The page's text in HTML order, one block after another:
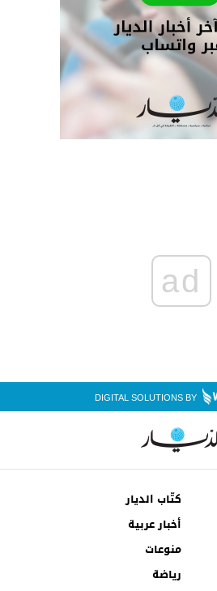
ad
DIGITAL SOLUTIONS BY
كتّاب الديار
أخبار عربية
منوعات
رياضة